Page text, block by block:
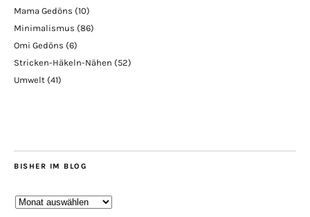
Mama Gedöns (10)
Minimalismus (86)
Omi Gedöns (6)
Stricken-Häkeln-Nähen (52)
Umwelt (41)
BISHER IM BLOG
Bisher